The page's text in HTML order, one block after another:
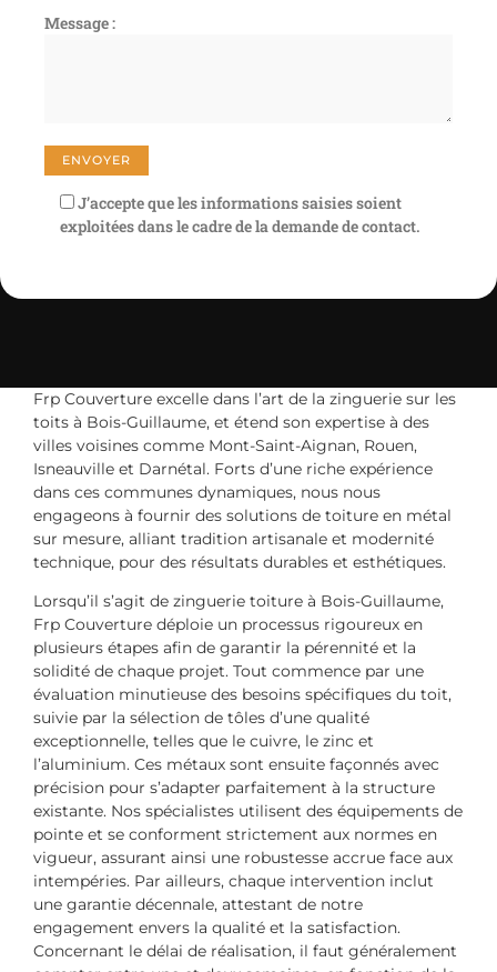
Message :
J’accepte que les informations saisies soient
exploitées dans le cadre de la demande de contact.
Frp Couverture excelle dans l’art de la zinguerie sur les
toits à Bois-Guillaume, et étend son expertise à des
villes voisines comme Mont-Saint-Aignan, Rouen,
Isneauville et Darnétal. Forts d’une riche expérience
dans ces communes dynamiques, nous nous
engageons à fournir des solutions de toiture en métal
sur mesure, alliant tradition artisanale et modernité
technique, pour des résultats durables et esthétiques.
Lorsqu’il s’agit de zinguerie toiture à Bois-Guillaume,
Frp Couverture déploie un processus rigoureux en
plusieurs étapes afin de garantir la pérennité et la
solidité de chaque projet. Tout commence par une
évaluation minutieuse des besoins spécifiques du toit,
suivie par la sélection de tôles d’une qualité
exceptionnelle, telles que le cuivre, le zinc et
l’aluminium. Ces métaux sont ensuite façonnés avec
précision pour s’adapter parfaitement à la structure
existante. Nos spécialistes utilisent des équipements de
pointe et se conforment strictement aux normes en
vigueur, assurant ainsi une robustesse accrue face aux
intempéries. Par ailleurs, chaque intervention inclut
une garantie décennale, attestant de notre
engagement envers la qualité et la satisfaction.
Concernant le délai de réalisation, il faut généralement